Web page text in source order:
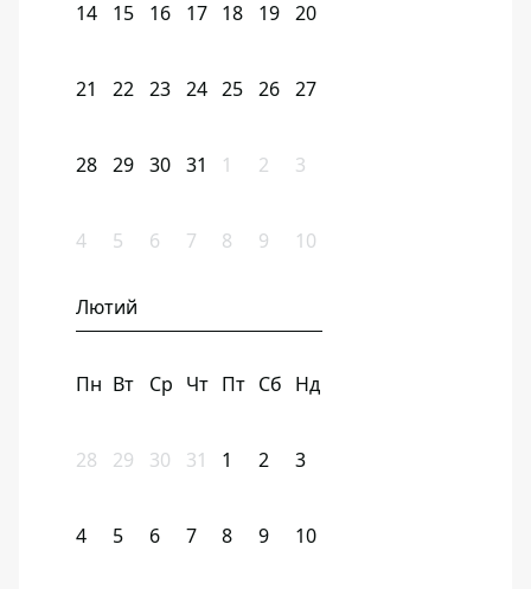
14 15 16 17 18 19 20
21 22 23 24 25 26 27
28 29 30 31 1 2 3
4 5 6 7 8 9 10
Лютий
Пн Вт Ср Чт Пт Сб Нд
28 29 30 31 1 2 3
4 5 6 7 8 9 10